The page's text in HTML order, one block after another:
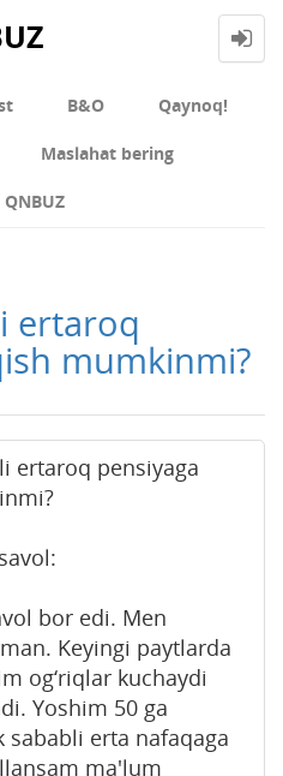
В&О Qaynoq!
Maslahat bering
QNBUZ
ertaroq
mumkinmi?
ertaroq pensiyaga
bor edi. Men
Keyingi paytlarda
og‘riqlar kuchaydi
Yoshim 50 ga
sababli erta nafaqaga
ma'lum